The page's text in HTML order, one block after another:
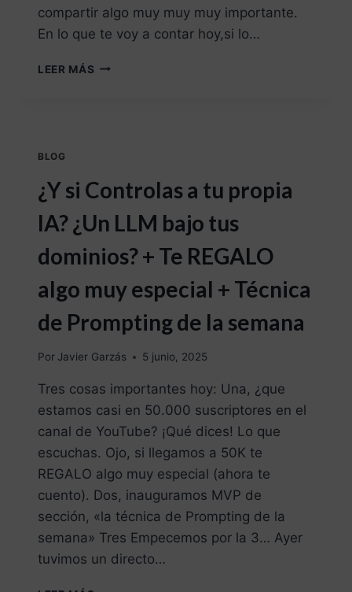
compartir algo muy muy muy importante.
En lo que te voy a contar hoy,si lo…
LEER MÁS
BLOG
¿Y si Controlas a tu propia
IA? ¿Un LLM bajo tus
dominios? + Te REGALO
algo muy especial + Técnica
de Prompting de la semana
Por Javier Garzás 5 junio, 2025
Tres cosas importantes hoy: Una, ¿que
estamos casi en 50.000 suscriptores en el
canal de YouTube? ¡Qué dices! Lo que
escuchas. Ojo, si llegamos a 50K te
REGALO algo muy especial (ahora te
cuento). Dos, inauguramos MVP de
sección, «la técnica de Prompting de la
semana» Tres Empecemos por la 3… Ayer
tuvimos un directo…